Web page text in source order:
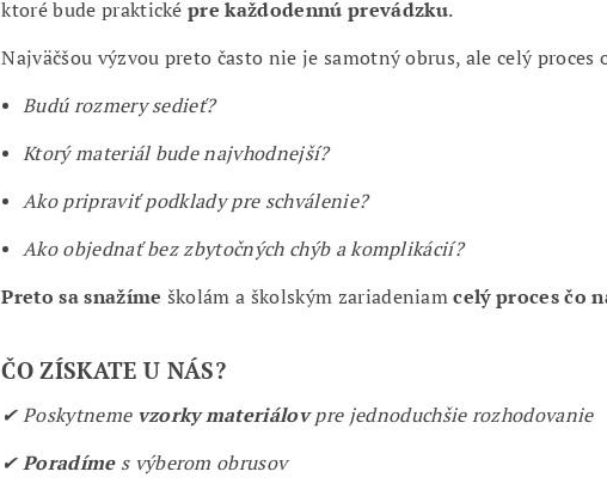
ktoré bude prakticképre každodennú prevádzku.
Najväčšou výzvou preto často nie je samotný obrus, ale celý proces
Budú rozmery sedieť?
Ktorý materiál bude najvhodnejší?
Ako pripraviť podklady pre schválenie?
Ako objednať bez zbytočných chýb a komplikácií?
Preto sa snažíme školám a školským zariadeniamcelý proces čo
ČO ZÍSKATE U NÁS?
✔Poskytneme vzorky materiálovpre jednoduchšie rozhodovanie
✔Poradímes výberom obrusov